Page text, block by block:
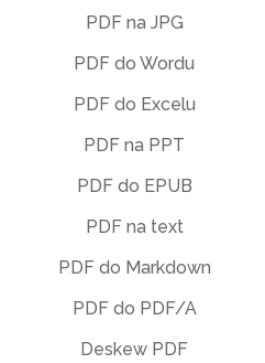
PDF na JPG
PDF do Wordu
PDF do Excelu
PDF na PPT
PDF do EPUB
PDF na text
PDF do Markdown
PDF do PDF/A
Deskew PDF